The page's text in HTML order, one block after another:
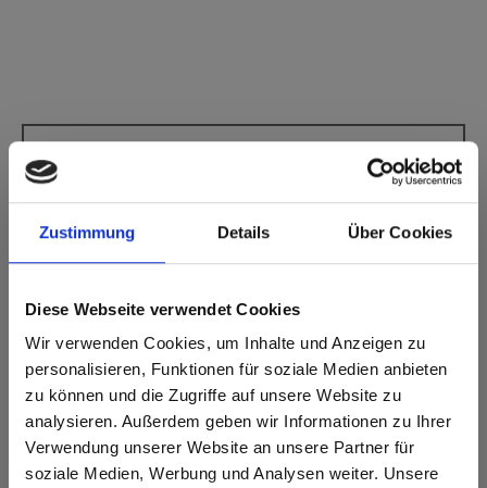
Zustimmung Details Über Cookies
Diese Webseite verwendet Cookies
Wir verwenden Cookies, um Inhalte und Anzeigen zu
personalisieren, Funktionen für soziale Medien anbieten
zu können und die Zugriffe auf unsere Website zu
analysieren. Außerdem geben wir Informationen zu Ihrer
Verwendung unserer Website an unsere Partner für
soziale Medien, Werbung und Analysen weiter. Unsere
Max Compact Interior Noyau noir 0075 Dark
Grey FH Fin martelé
Code NCS le plus proche: S 5000-N
Code CMJN le plus proche: 0-1-7-60
toujours nécessaire!
Caractéristiques du produit
Facile à nettoyer Résistant aux chocs